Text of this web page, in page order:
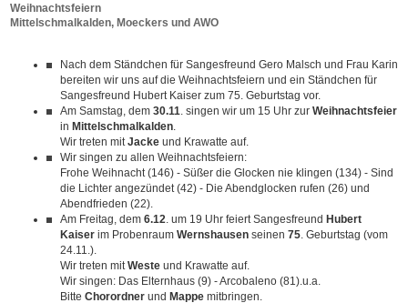
Weihnachtsfeiern
Mittelschmalkalden, Moeckers und AWO
Nach dem Ständchen für Sangesfreund Gero Malsch und Frau Karin
bereiten wir uns auf die Weihnachtsfeiern und ein Ständchen für
Sangesfreund Hubert Kaiser zum 75. Geburtstag vor.
Am Samstag, dem 30.11 . singen wir um 15 Uhr zur Weihnachtsfeier
in Mittelschmalkalden
Wir treten mit Jacke und Krawatte auf.
Wir singen zu allen Weihnachtsfeiern:
Frohe Weihnacht (146) - Süßer die Glocken nie klingen (134) - Sind
die Lichter angezündet (42) - Die Abendglocken rufen (26) und
Abendfrieden (22).
Am Freitag, dem 6.12 . um 19 Uhr feiert Sangesfreund Hubert
Kaiser im Probenraum Wernshausen seinen 75 . Geburtstag (vom
24.11.).
Wir treten mit Weste und Krawatte auf.
Wir singen: Das Elternhaus (9) - Arcobaleno (81).u.a.
Bitte Chorordner und Mappe mitbringen.